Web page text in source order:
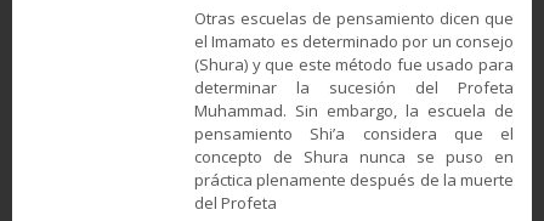
Otras escuelas de pensamiento dicen que
el Imamato es determinado por un consejo
(Shura) y que este método fue usado para
determinar la sucesión del Profeta
Muhammad. Sin embargo, la escuela de
pensamiento Shi’a considera que el
concepto de Shura nunca se puso en
práctica plenamente después de la muerte
del Profeta